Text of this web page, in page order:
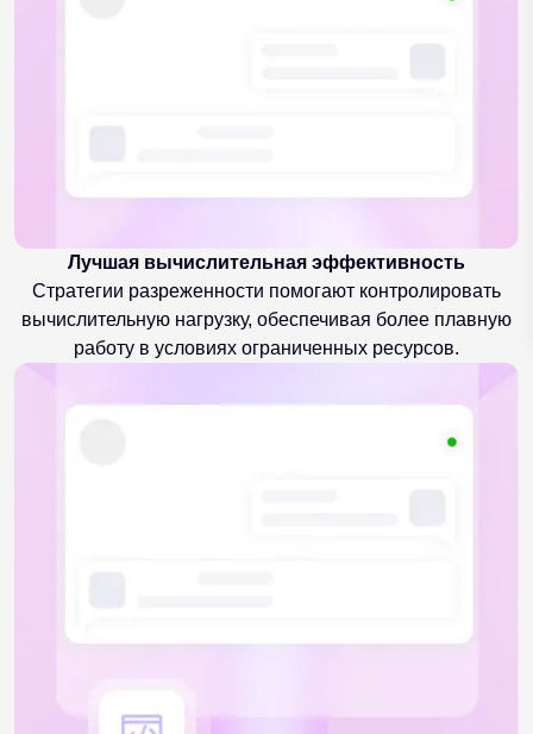
Лучшая вычислительная эффективность
Стратегии разреженности помогают контролировать
вычислительную нагрузку, обеспечивая более плавную
работу в условиях ограниченных ресурсов.